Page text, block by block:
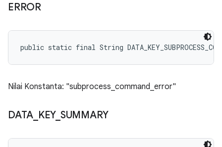
ERROR
public static final String
Nilai Konstanta: "subprocess_command_error"
DATA KEY_ SUMMARY